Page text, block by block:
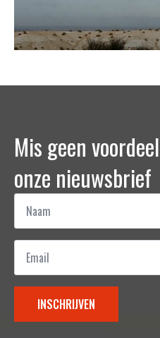
Mis geen
onze nieuwsbrief
Naam
Email
INSCHRIJVEN